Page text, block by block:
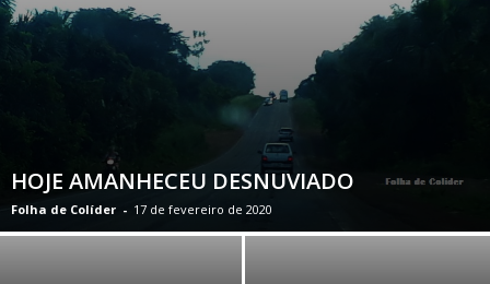
HOJE AMANHECEU DESNUVIADO
Folha de Colíder - 17 de fevereiro de 2020